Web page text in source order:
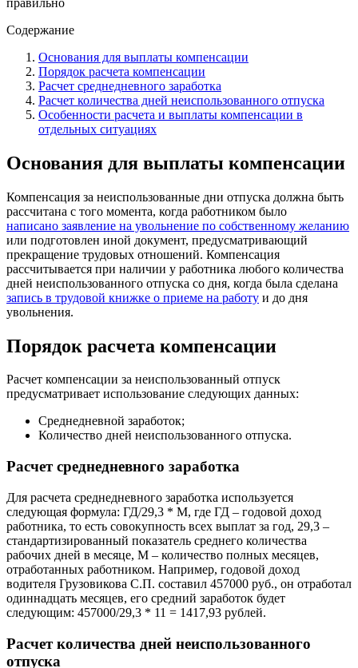
Содержание
Основания для выплаты компенсации
Порядок расчета компенсации
Расчет среднедневного заработка
Расчет количества дней неиспользованного отпуска
Особенности расчета и выплаты компенсации в
отдельных ситуациях
Основания для выплаты компенсации
Компенсация за неиспользованные дни отпуска должна быть
рассчитана с того момента, когда работником было
написано заявление на увольнение по собственному желанию
или подготовлен иной документ, предусматривающий
прекращение трудовых отношений. Компенсация
рассчитывается при наличии у работника любого количества
дней неиспользованного отпуска со дня, когда была сделана
запись в трудовой книжке о приеме на работу и до дня
увольнения.
Порядок расчета компенсации
Расчет компенсации за неиспользованный отпуск
предусматривает использование следующих данных:
Среднедневной заработок;
Количество дней неиспользованного отпуска.
Расчет среднедневного заработка
Для расчета среднедневного заработка используется
следующая формула: ГД/29,3 * М, где ГД – годовой доход
работника, то есть совокупность всех выплат за год, 29,3 –
стандартизированный показатель среднего количества
рабочих дней в месяце, М – количество полных месяцев,
отработанных работником. Например, годовой доход
водителя Грузовикова С.П. составил 457000 руб., он отработал
одиннадцать месяцев, его средний заработок будет
следующим: 457000/29,3 * 11 = 1417,93 рублей.
Расчет количества дней неиспользованного
отпуска